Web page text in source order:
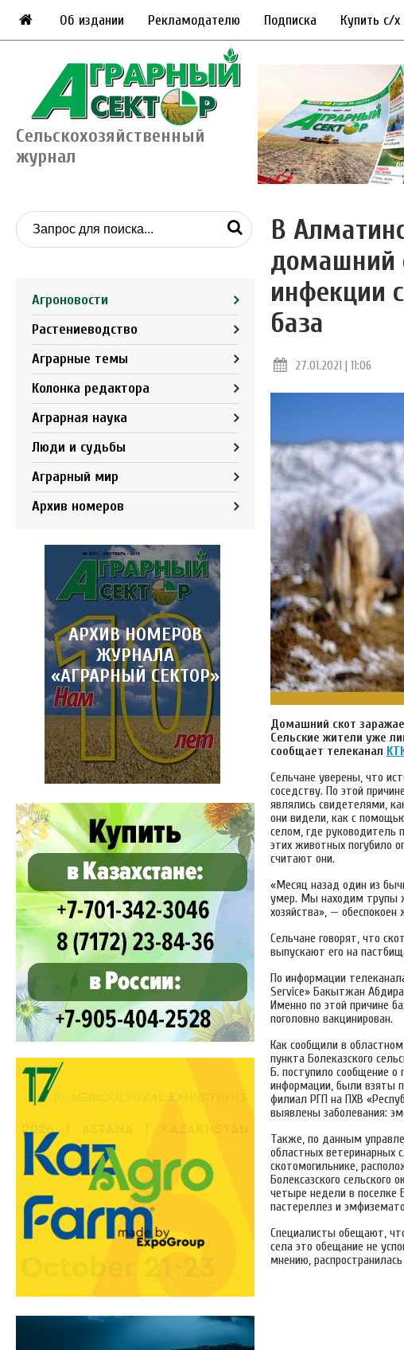
Об издании Рекламодателю Подписка Купить с/х
Сельскохозяйственный
журнал
Агроновости
Растениеводство
Аграрные темы
Колонка редактора
Аграрная наука
Люди и судьбы
Аграрный мир
Архив номеров
АРХИВ НОМЕРОВ
ЖУРНАЛА
«АГРАРНЫЙ СЕКТОР»
В
домашний
инфекции
база
27.01.2021 | 11:06
Домашний скот
Сельские жители уже
сообщает телеканал
Сельчане уверены, что
соседству. По этой
являлись свидетелями,
они видели, как с
селом, где руководитель
этих животных погубило
считают они.
«Месяц назад один из
умер. Мы находим трупы
хозяйства», —
Сельчане говорят, что
выпускают его на
По информации
Service» Бакытжан
Именно по этой причине
поголовно вакцинирован.
Как сообщили в
пункта Болеказского
Б. поступило сообщение о
информации, были взяты
филиал РГП на ПХВ
выявлены заболевания:
Также, по данным
областных ветеринарных
скотомогильнике,
Болексазского
четыре недели в поселке
пастереллез и
Специалисты обещают,
села это обещание не
мнению,